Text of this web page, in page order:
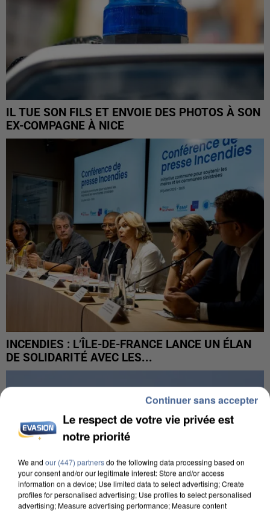
IL TUE SON FILS ET ENVOIE DES PHOTOS À SON
EX-COMPAGNE À NICE
INCENDIES : L’ÎLE-DE-FRANCE LANCE UN ÉLAN
DE SOLIDARITÉ AVEC LES...
Le respect de votre vie privée est
notre priorité
We and our (447) partnersdo the following data processing based on
your consent and/or our legitimate interest: Store and/or access
information on a device; Use limited data to select advertising; Create
profiles for personalised advertising; Use profiles to select personalised
advertising; Measure advertising performance; Measure content
Continuer sans accepter